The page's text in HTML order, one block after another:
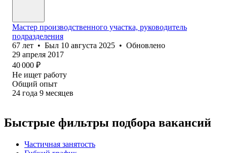
Мастер производственного участка, руководитель
подразделения
67 лет • Был 10 августа 2025 • Обновлено
29 апреля 2017
40 000 ₽
Не ищет работу
Общий опыт
24 года 9 месяцев
Быстрые фильтры подбора вакансий
Частичная занятость